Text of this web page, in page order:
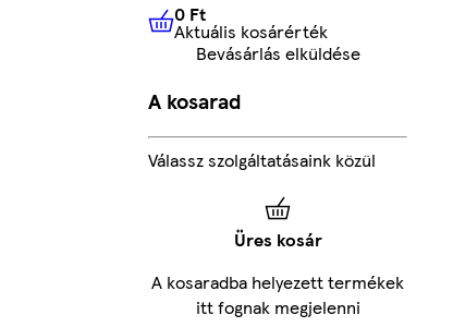
0 FtAktuális kosárérték
0 Ft
Aktuális kosárérték
Bevásárlás elküldése
A kosarad
Válassz szolgáltatásaink közül
Üres kosár
A kosaradba helyezett termékek
itt fognak megjelenni